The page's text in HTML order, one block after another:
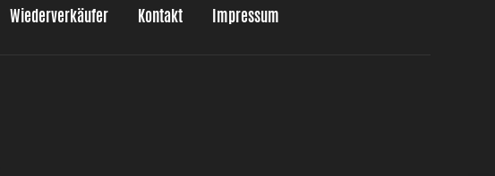
Wiederverkäufer Kontakt Impressum